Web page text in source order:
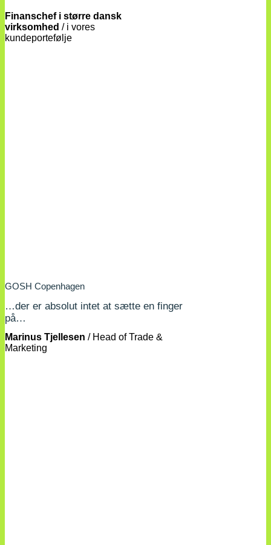
Finanschef i større dansk
virksomhed / i vores
kundeportefølje
GOSH Copenhagen
…der er absolut intet at sætte en finger
på…
Marinus Tjellesen / Head of Trade &
Marketing